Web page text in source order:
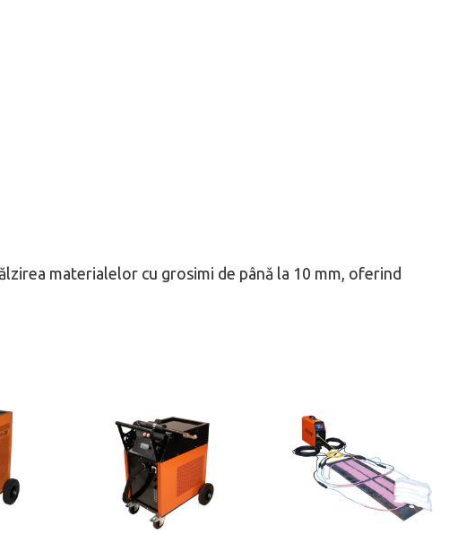
materialelor cu grosimi de până la 10 mm, oferind
produs
multe